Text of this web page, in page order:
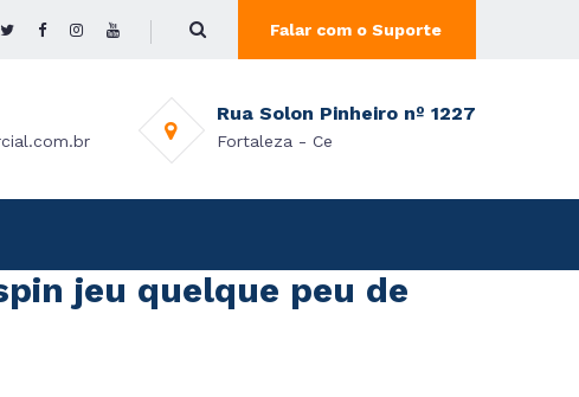
Falar com o Suporte
Rua Solon Pinheiro nº 1227
Fortaleza - Ce
jeu quelque peu de